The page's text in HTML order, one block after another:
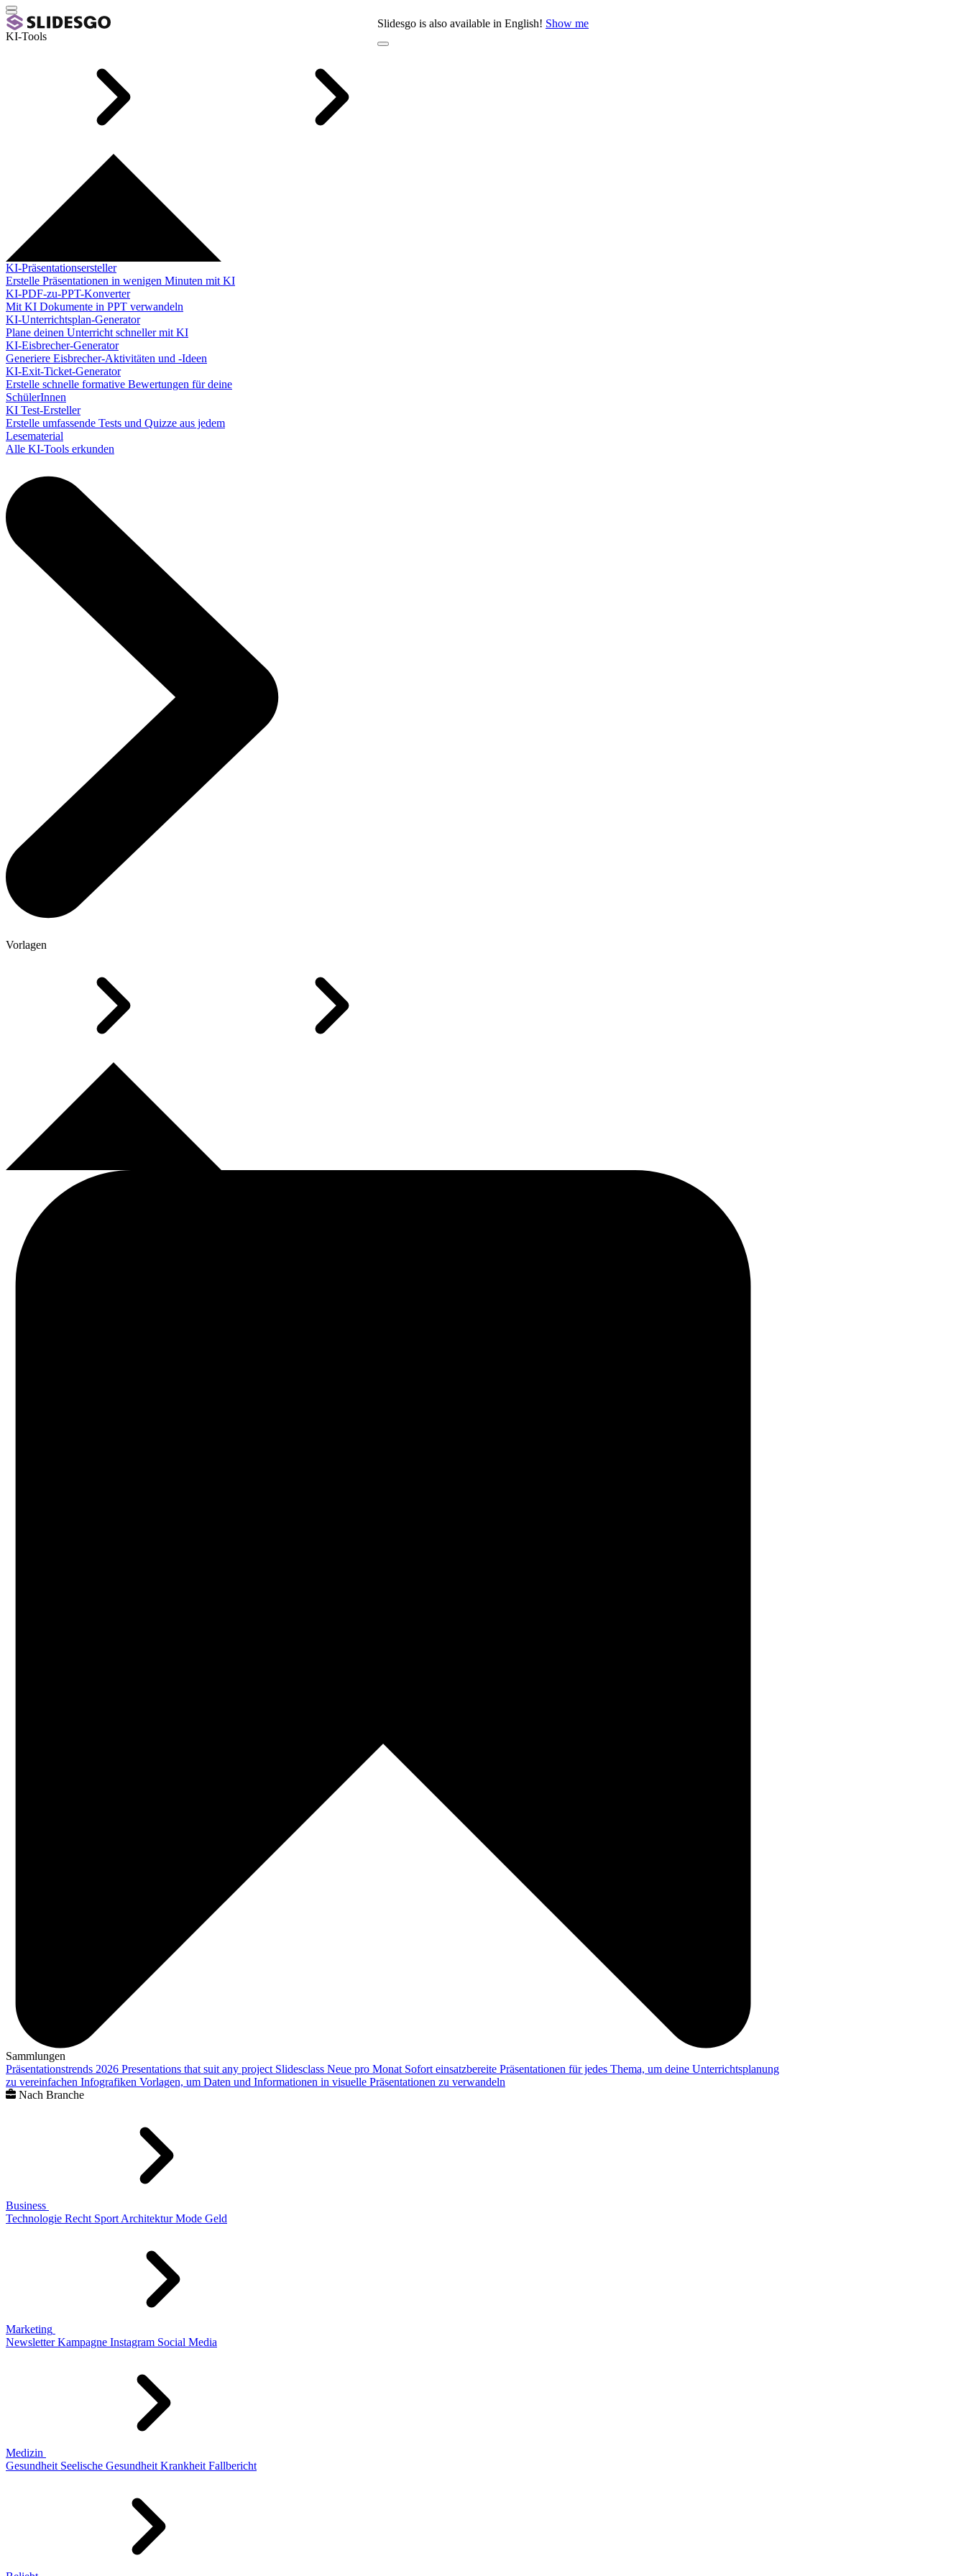
Slidesgo is also available in English! Show me
KI-Tools
KI-Präsentationsersteller
Erstelle Präsentationen in wenigen Minuten mit KI
KI-PDF-zu-PPT-Konverter
Mit KI Dokumente in PPT verwandeln
KI-Unterrichtsplan-Generator
Plane deinen Unterricht schneller mit KI
KI-Eisbrecher-Generator
Generiere Eisbrecher-Aktivitäten und -Ideen
KI-Exit-Ticket-Generator
Erstelle schnelle formative Bewertungen für deine
SchülerInnen
KI Test-Ersteller
Erstelle umfassende Tests und Quizze aus jedem
Lesematerial
Alle KI-Tools erkunden
Vorlagen
Sammlungen
Präsentationstrends 2026 Presentations that suit any project Slidesclass Neue pro Monat Sofort einsatzbereite Präsentationen für jedes Thema, um deine Unterrichtsplanung
zu vereinfachen Infografiken Vorlagen, um Daten und Informationen in visuelle Präsentationen zu verwandeln
Nach Branche
Business
Technologie Recht Sport Architektur Mode Geld
Marketing
Newsletter Kampagne Instagram Social Media
Medizin
Gesundheit Seelische Gesundheit Krankheit Fallbericht